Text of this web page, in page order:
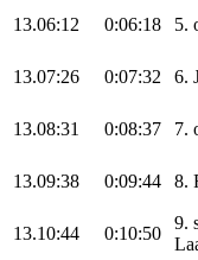
13.06:12 0:06:18 5.
13.07:26 0:07:32 6.
13.08:31 0:08:37 7.
13.09:38 0:09:44 8.
13.10:44 0:10:50
9.